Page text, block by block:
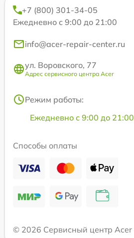
+7 (800) 301-34-05
Ежедневно с 9:00 до 21:00
info@acer-repair-center.ru
ул. Воровского, 77
Адрес сервисного центра Acer
Режим работы:
Ежедневно с 9:00 до 21:00
Способы оплаты
© 2026 Сервисный центр Acer